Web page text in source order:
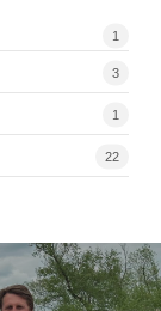
1
3
1
22